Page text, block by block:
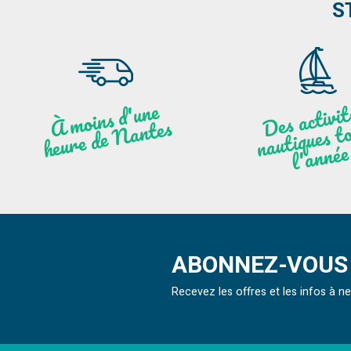
À
moi
ns
d'u
ne
heu
re
de
N
a
ntes quesnée
ABONNEZ-
Recevez les offres et les infos à